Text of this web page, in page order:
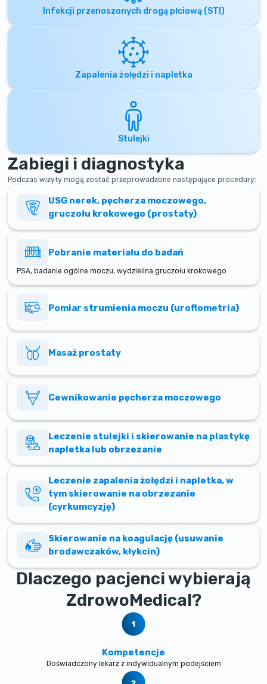
Infekcji przenoszonych drogą płciową (STI)
Zapalenia żołędzi i napletka
Stulejki
Zabiegi i diagnostyka
Podczas wizyty mogą zostać przeprowadzone następujące procedury:
USG nerek, pęcherza moczowego,
gruczołu krokowego (prostaty)
Pobranie materiału do badań
PSA, badanie ogólne moczu, wydzielina gruczołu krokowego
Pomiar strumienia moczu (uroflometria)
Masaż prostaty
Cewnikowanie pęcherza moczowego
Leczenie stulejki i skierowanie na plastykę
napletka lub obrzezanie
Leczenie zapalenia żołędzi i napletka, w
tym skierowanie na obrzezanie
(cyrkumcyzję)
Skierowanie na koagulację (usuwanie
brodawczaków, kłykcin)
Dlaczego pacjenci wybierają
ZdrowoMedical?
Kompetencje
Doświadczony lekarz z indywidualnym podejściem